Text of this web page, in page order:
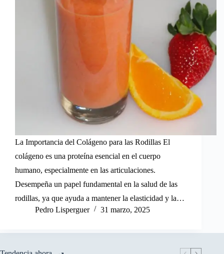
La Importancia del Colágeno para las Rodillas El
colágeno es una proteína esencial en el cuerpo
humano, especialmente en las articulaciones.
Desempeña un papel fundamental en la salud de las
rodillas, ya que ayuda a mantener la elasticidad y la…
Pedro Lisperguer
31 marzo, 2025